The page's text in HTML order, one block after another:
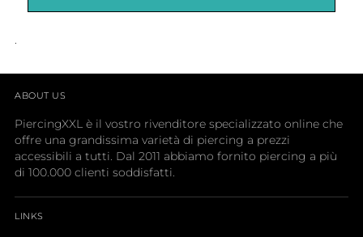
.
ABOUT US
PiercingXXL è il vostro rivenditore specializzato online che
offre una grandissima varietà di piercing a prezzi
accessibili a tutti. Dal 2011 abbiamo fornito piercing a più
di 100.000 clienti soddisfatti.
LINKS